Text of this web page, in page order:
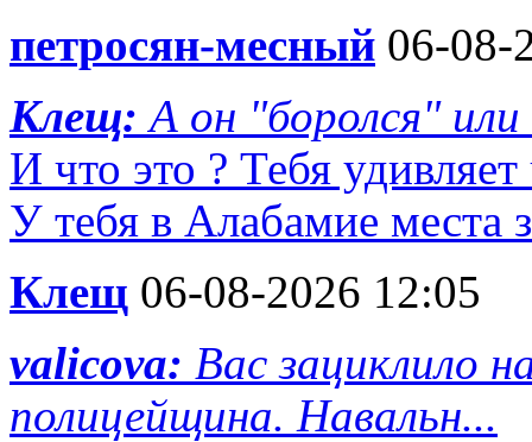
петросян-месный 06-08-
Клещ:А он "боролся" или
И что это ? Тебя
У тебя в Алабамие места
Клещ 06-08-2026 12:05
valicova: Вас зациклило
полицейщина. Навальн...